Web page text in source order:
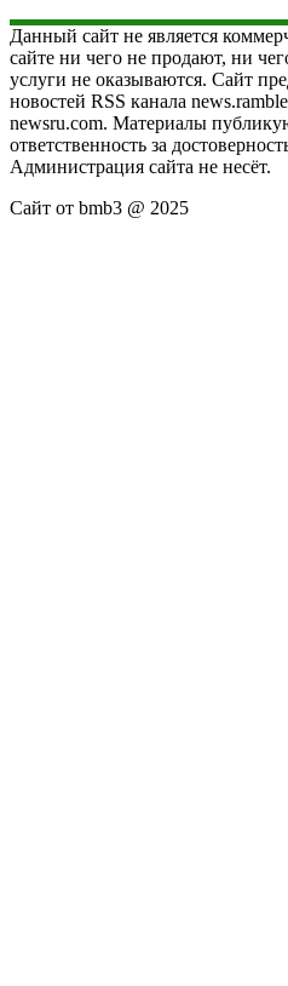
Данный сайт не является
сайте ни чего не продают, ни
услуги не оказываются. Сайт
новостей RSS канала
newsru.com. Материалы
ответственность за
Администрация сайта не несёт.
Сайт от bmb3 @ 2025